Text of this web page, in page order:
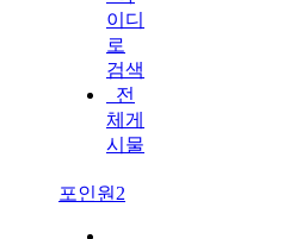
이디
로
검색
전
체게
시물
포인원2